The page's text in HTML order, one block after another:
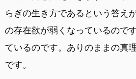
らぎの生き方であるという答え
の存在欲が弱くなっているので
ているのです。ありのままの真
です。